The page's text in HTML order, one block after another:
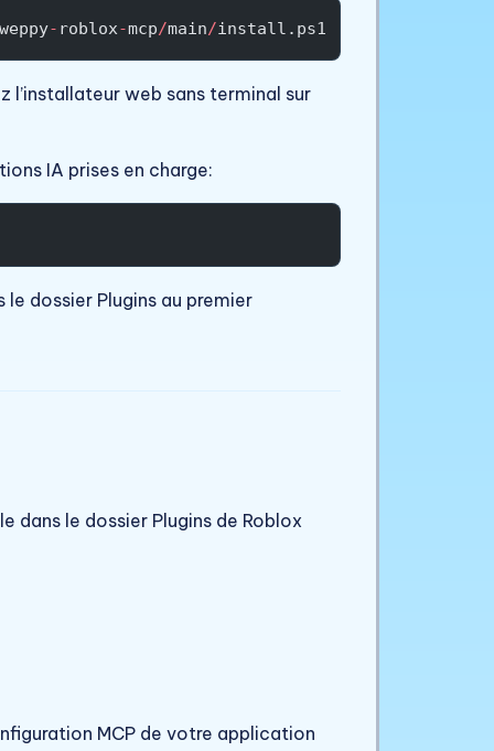
weppy- roblox-mcp/main/install.ps1
l’installateur web sans terminal sur
IA prises en charge:
dossier Plugins au premier
dans le dossier Plugins de Roblox
MCP de votre application